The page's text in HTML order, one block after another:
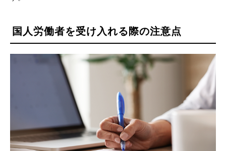
国人労働者を受け入れる際の注意点